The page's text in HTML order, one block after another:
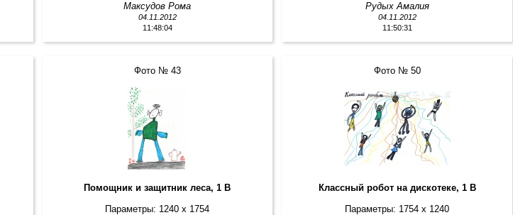
Максудов Рома
04.11.2012
11:48:04
Фото № 43
Помощник и защитник леса, 1 В
Параметры: 1240 x 1754
Рудых Амалия
04.11.2012
11:50:31
Фото № 50
Классный робот на дискотеке, 1 В
Параметры: 1754 x 1240